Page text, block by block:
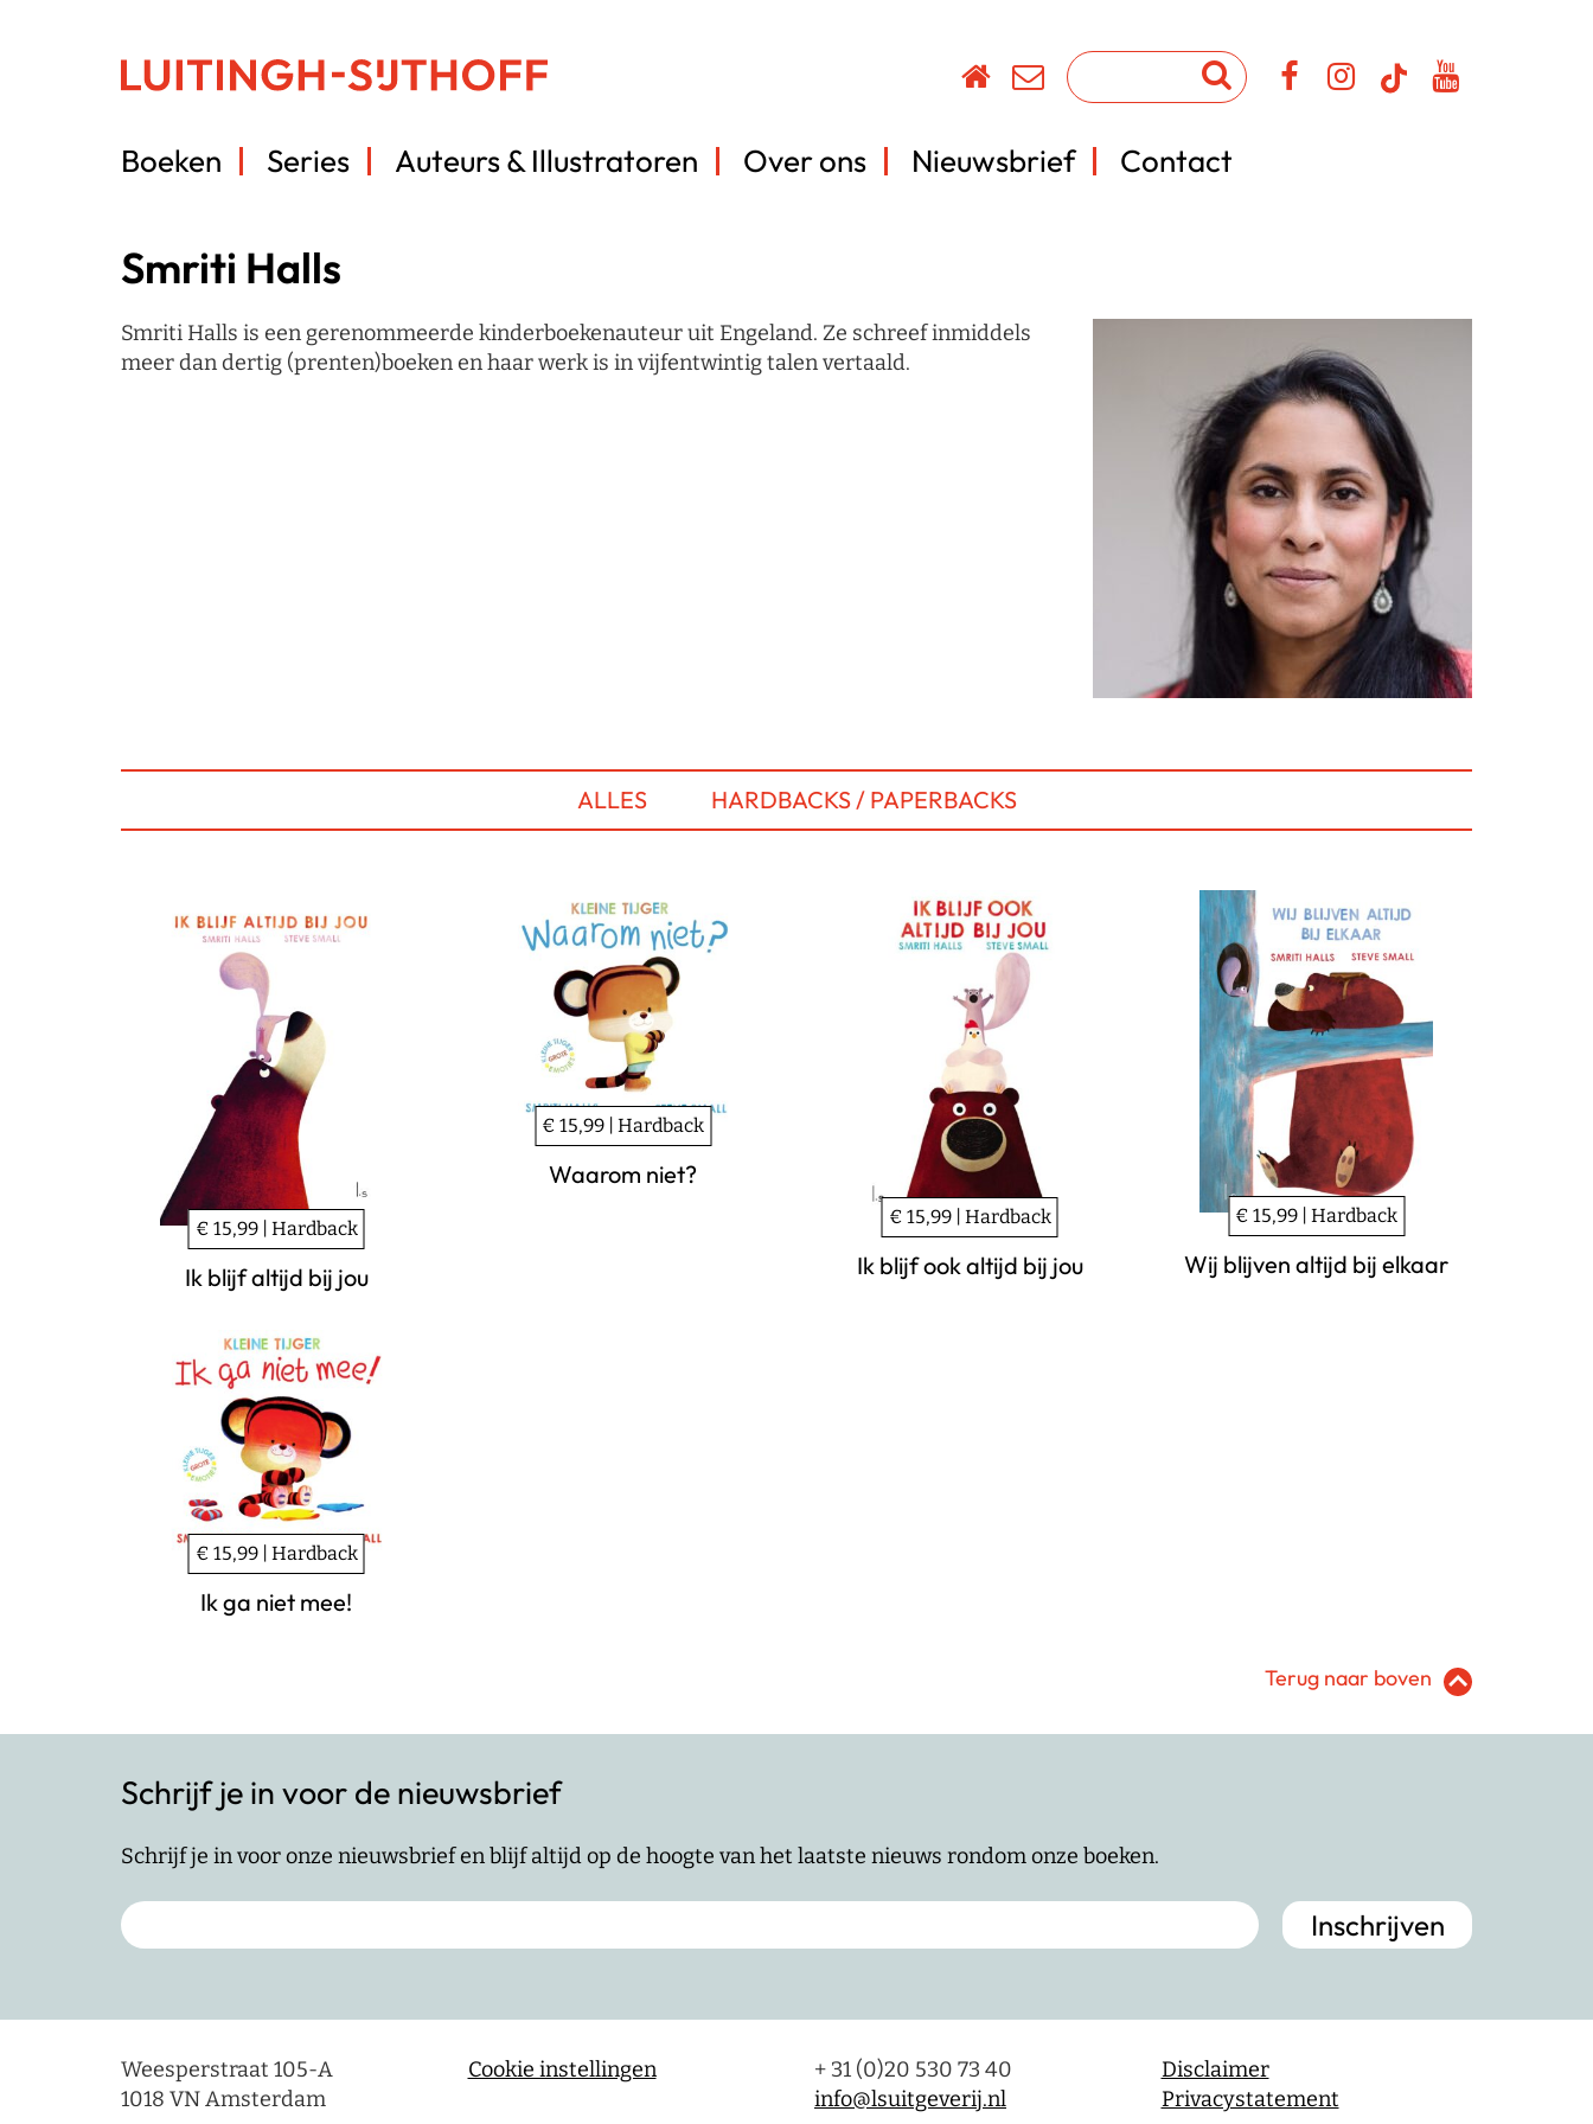
Boeken Series Auteurs & Illustratoren Over ons Nieuwsbrief Contact
Smriti Halls
Smriti Halls is een gerenommeerde kinderboekenauteur uit Engeland. Ze schreef inmiddels
meer dan dertig (prenten)boeken en haar werk is in vijfentwintig talen vertaald.
ALLES HARDBACKS / PAPERBACKS
€ 15,99 | Hardback
Ik blijf altijd bij jou
€ 15,99 | Hardback
Waarom niet?
€ 15,99 | Hardback
Ik blijf ook altijd bij jou
€ 15,99 | Hardback
Wij blijven altijd bij elkaar
€ 15,99 | Hardback
Ik ga niet mee!
Terug naar boven
Schrijf je in voor de nieuwsbrief
Schrijf je in voor onze nieuwsbrief en blijf altijd op de hoogte van het laatste nieuws rondom onze boeken.
Weesperstraat 105-A
1018 VN Amsterdam
Cookie instellingen
+ 31 (0)20 530 73 40
info@lsuitgeverij.nl
Disclaimer
Privacystatement